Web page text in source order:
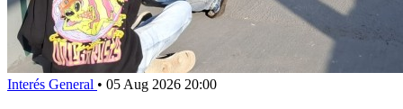
Interés General • 05 Aug 2026 20:00